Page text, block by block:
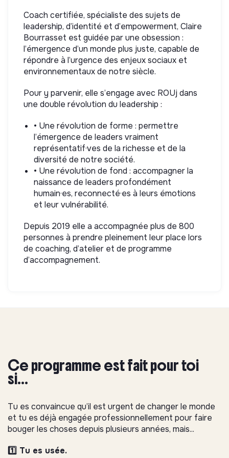
Coach certifiée, spécialiste des sujets de
leadership, d’identité et d’empowerment, Claire
Bourrasset est guidée par une obsession :
l’émergence d’un monde plus juste, capable de
répondre à l’urgence des enjeux sociaux et
environnementaux de notre siècle.
Pour y parvenir, elle s’engage avec ROUj dans
une double révolution du leadership :
• Une révolution de forme : permettre
l’émergence de leaders vraiment
représentatif·ves de la richesse et de la
diversité de notre société.
• Une révolution de fond : accompagner la
naissance de leaders profondément
humain·es, reconnecté·es à leurs émotions
et leur vulnérabilité.
Depuis 2019 elle a accompagnée plus de 800
personnes à prendre pleinement leur place lors
de coaching, d’atelier et de programme
d’accompagnement.
Ce programme est fait pour toi
si…
Tu es convaincue qu’il est urgent de changer le monde
et tu es déjà engagée professionnellement pour faire
bouger les choses depuis plusieurs années, mais...
1️⃣ Tu es usée.